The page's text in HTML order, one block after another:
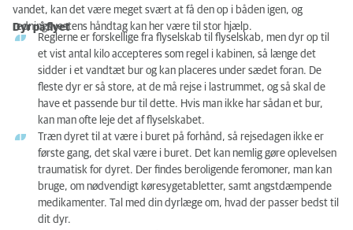
vandet, kan det være meget svært at få den op i båden igen, og
redningsvestens håndtag kan her være til stor hjælp.
Dyr på flyet
Reglerne er forskellige fra flyselskab til flyselskab, men dyr op til
et vist antal kilo accepteres som regel i kabinen, så længe det
sidder i et vandtæt bur og kan placeres under sædet foran. De
fleste dyr er så store, at de må rejse i lastrummet, og så skal de
have et passende bur til dette. Hvis man ikke har sådan et bur,
kan man ofte leje det af flyselskabet.
Træn dyret til at være i buret på forhånd, så rejsedagen ikke er
første gang, det skal være i buret. Det kan nemlig gøre oplevelsen
traumatisk for dyret. Der findes beroligende feromoner, man kan
bruge, om nødvendigt køresygetabletter, samt angstdæmpende
medikamenter. Tal med din dyrlæge om, hvad der passer bedst til
dit dyr.